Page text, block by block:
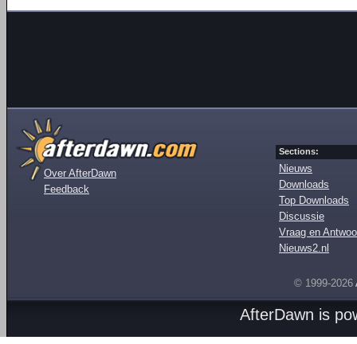
Over AfterDawn
Feedback
Sections:
Nieuws
Downloads
Top Downloads
Discussie
Vraag en
Nieuws2.nl
© 1999-2026
AfterDawn is